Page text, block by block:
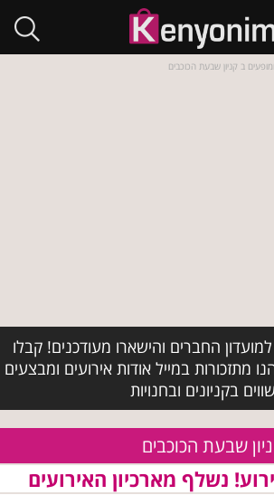
ב קניון שבעת הכוכבים
החברים והישארו מעודכנים! קבלו
מתזכורות במייל אודות אירועים ומבצעים
שווים בקניונים ובחנויות
שבעת הכוכבים
נשלף מארכיון האירועים